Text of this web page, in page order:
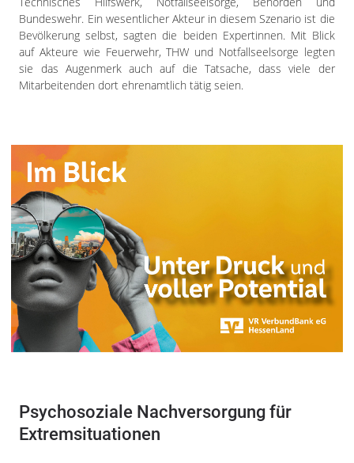
Bundeswehr. Ein wesentlicher Akteur in diesem Szenario ist die
Bevölkerung selbst, sagten die beiden Expertinnen. Mit Blick
auf Akteure wie Feuerwehr, THW und Notfallseelsorge legten
sie das Augenmerk auch auf die Tatsache, dass viele der
Mitarbeitenden dort ehrenamtlich tätig seien.
Psychosoziale Nachversorgung für
Extremsituationen